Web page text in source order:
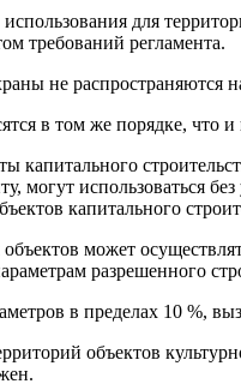
для
требований регламента.
не распространяются
в том же порядке, что
капитального
могут использоваться
капитального
может
разрешенного
в пределах 10 %,
объектов